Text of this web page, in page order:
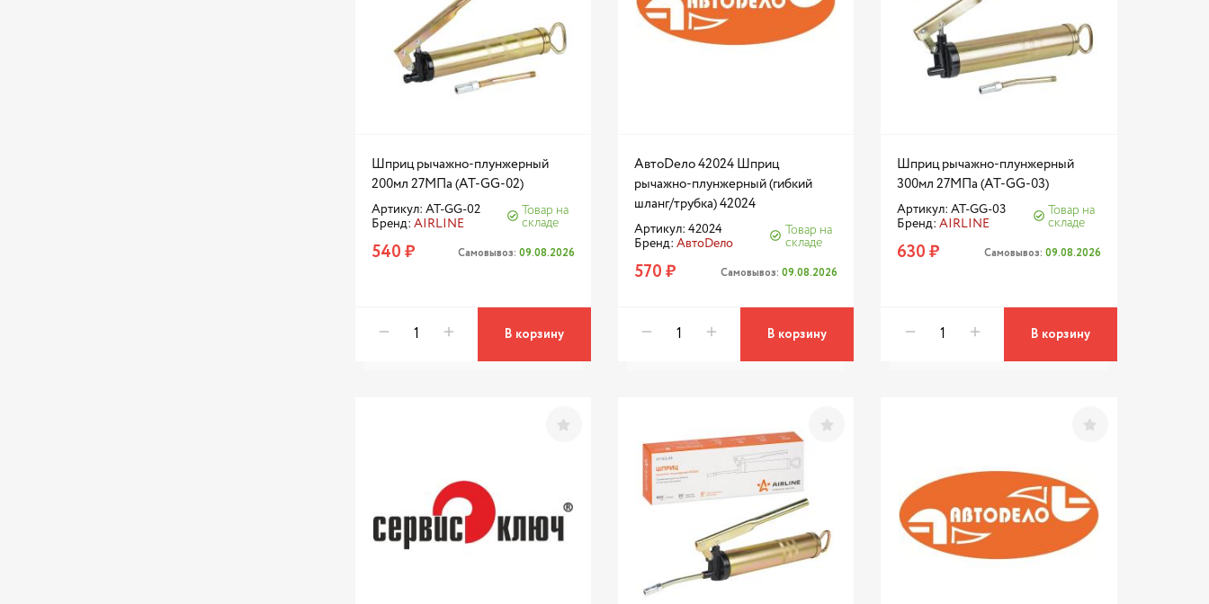
Шприц рычажно-плунжерный
200мл 27МПа (AT-GG-02)
Артикул: AT-GG-02
Бренд: AIRLINE
Товар на
складе
540 ₽ Самовывоз: 09.08.2026
В корзину
АвтоDело 42024 Шприц
рычажно-плунжерный (гибкий
шланг/трубка) 42024
Артикул: 42024
Бренд: АвтоDело
Товар на
складе
570 ₽ Самовывоз:09.08.2026
В корзину
Шприц рычажно-плунжерный
300мл 27МПа (AT-GG-03)
Артикул: AT-GG-03
Бренд:AIRLINE
Товар на
складе
630 ₽ Самовывоз: 09.08.2026
В корзину